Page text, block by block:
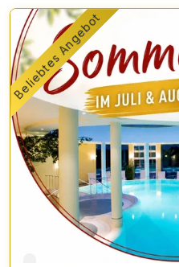
KURHAUS Bad
äußerst schmackhaft im
Beliebtes Angebot